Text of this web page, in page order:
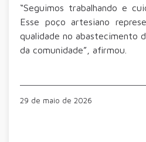
“Seguimos trabalhando e
Esse poço artesiano
qualidade no abastecimento
da comunidade”, afirmou.
29 de maio de 2026